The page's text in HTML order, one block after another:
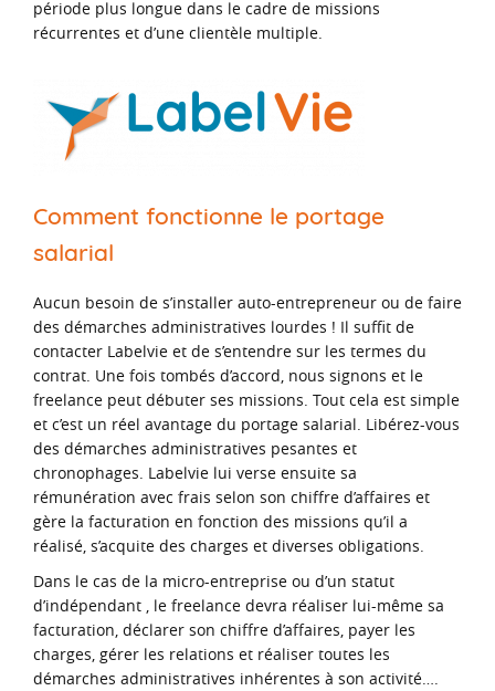
période plus longue dans le cadre de missions
récurrentes et d’une clientèle multiple.
Comment fonctionne le portage
salarial
Aucun besoin de s’installer auto-entrepreneur ou de faire
des démarches administratives lourdes ! Il suffit de
contacter Labelvie et de s’entendre sur les termes du
contrat. Une fois tombés d’accord, nous signons et le
freelance peut débuter ses missions. Tout cela est simple
et c’est un réel avantage du portage salarial. Libérez-vous
des démarches administratives pesantes et
chronophages. Labelvie lui verse ensuite sa
rémunération avec frais selon son chiffre d’affaires et
gère la facturation en fonction des missions qu’il a
réalisé, s’acquite des charges et diverses obligations.
Dans le cas de la micro-entreprise ou d’un statut
d’indépendant , le freelance devra réaliser lui-même sa
facturation, déclarer son chiffre d’affaires, payer les
charges, gérer les relations et réaliser toutes les
démarches administratives inhérentes à son activité….